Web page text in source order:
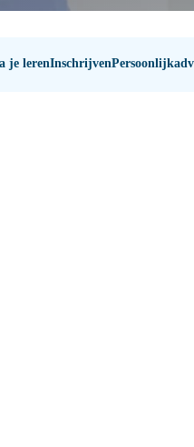
je lerenInschrijven